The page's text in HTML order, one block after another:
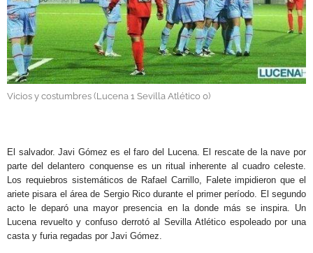
GALERÍAS
Vicios y costumbres (Lucena 1 Sevilla Atlético 0)
El salvador. Javi Gómez es el faro del Lucena. El rescate de la nave por
parte del delantero conquense es un ritual inherente al cuadro celeste.
Los requiebros sistemáticos de Rafael Carrillo, Falete impidieron que el
ariete pisara el área de Sergio Rico durante el primer período. El segundo
acto le deparó una mayor presencia en la donde más se inspira. Un
Lucena revuelto y confuso derrotó al Sevilla Atlético espoleado por una
casta y furia regadas por Javi Gómez.